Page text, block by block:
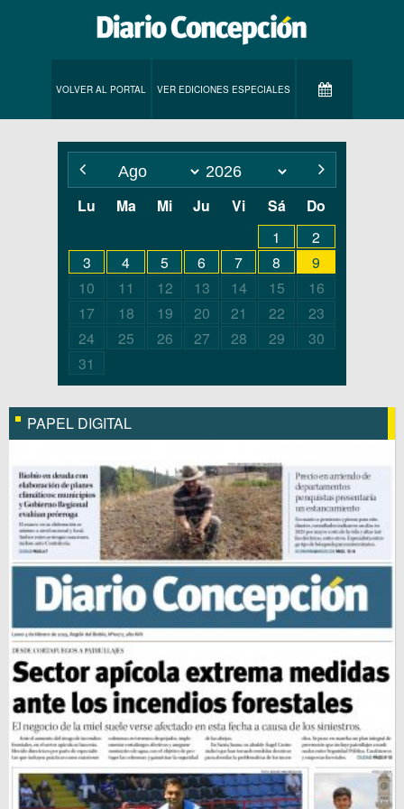
VOLVER AL PORTAL VER EDICIONES ESPECIALES
Lu Ma Mi Ju Vi Sá Do
1
2
3
4 5 6 7 8
9
10
11 12 13 14 15
16
17
18 19 20 21 22
23
24
25 26 27 28 29
30
31
PAPEL DIGITAL